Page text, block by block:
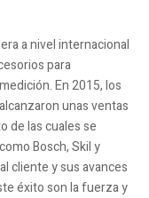
a nivel internacional
para
En 2015, los
unas ventas
de las cuales se
Bosch, Skil y
cliente y sus avances
éxito son la fuerza y